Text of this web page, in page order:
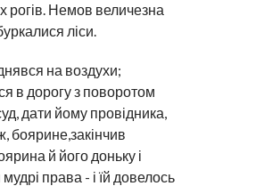
рогів. Немов величезна
ліси.
на воздухи;
в дорогу з поворотом
дати йому провідника,
боярине,закінчив
й його доньку і
права - і їй довелось